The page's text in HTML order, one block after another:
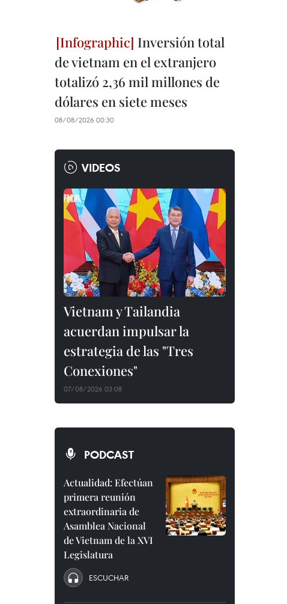
Inversión total
de vietnam en el extranjero
totalizó 2,36 mil millones de
dólares en siete meses
08/08/2026 00:30
VIDEOS
Vietnam y Tailandia
acuerdan impulsar la
estrategia de las "Tres
Conexiones"
07/08/2026 03:08
PODCAST
Actualidad: Efectúan
primera reunión
extraordinaria de
Asamblea Nacional
de Vietnam de la XVI
Legislatura
ESCUCHAR